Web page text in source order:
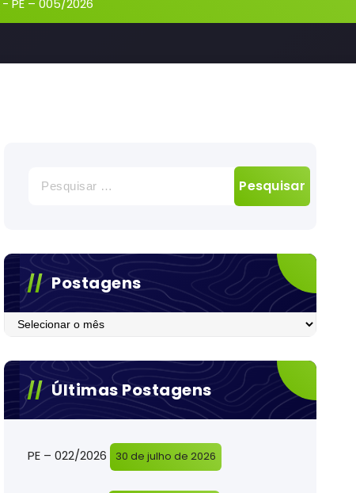
- PE – 005/2026
por:
Postagens
Postagens
Últimas Postagens
PE – 022/2026 30 de julho de 2026